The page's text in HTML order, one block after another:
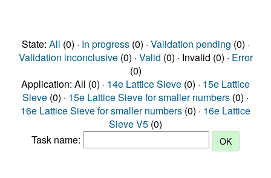
State: All (0) · In progress(0) · Validation pending (0) ·
Validation inconclusive(0) · Valid (0) · Invalid (0) · Error
(0)
Application: All (0) · 14e Lattice Sieve (0) · 15e Lattice
Sieve (0) · 15e Lattice Sieve for smaller numbers (0) ·
16e Lattice Sieve for smaller numbers (0) · 16e Lattice
Sieve V5 (0)
Task name: